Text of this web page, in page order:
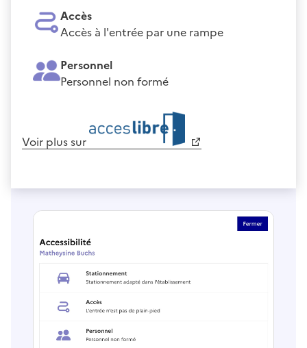
Accès
Accès à l'entrée par une rampe
Personnel
Personnel non formé
Voir plus sur